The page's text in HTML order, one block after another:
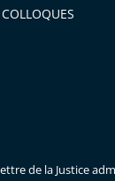
de la Justice